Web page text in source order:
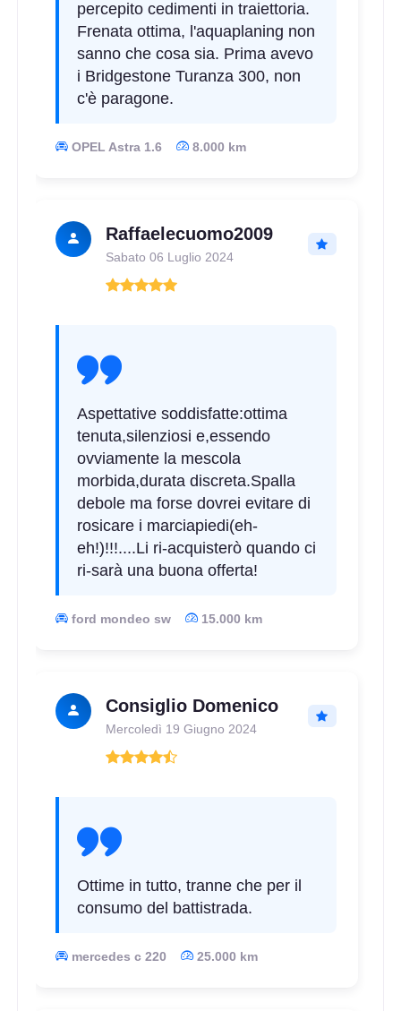
C B
percepito cedimenti in traiettoria.
Frenata ottima, l'aquaplaning non
sanno che cosa sia. Prima avevo
i Bridgestone Turanza 300, non
c'è paragone.
OPEL Astra 1.6 8.000 km
Raffaelecuomo2009
Sabato 06 Luglio 2024
Aspettative soddisfatte:ottima
tenuta,silenziosi e,essendo
ovviamente la mescola
morbida,durata discreta.Spalla
debole ma forse dovrei evitare di
rosicare i marciapiedi(eh-
eh!)!!!....Li ri-acquisterò quando ci
ri-sarà una buona offerta!
ford mondeo sw 15.000 km
Consiglio Domenico
Mercoledì 19 Giugno 2024
Ottime in tutto, tranne che per il
consumo del battistrada.
mercedes c 220 25.000 km